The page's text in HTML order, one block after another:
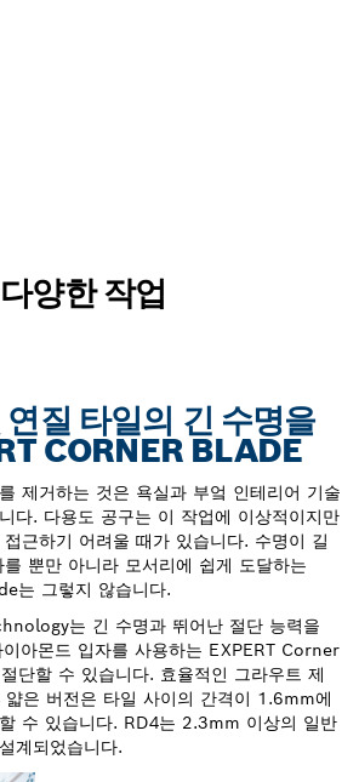
양한 작업
질 타일의 긴 수명을
CORNER BLADE
제거하는 것은 욕실과 부엌 인테리어 기술
다. 다용도 공구는 이 작업에 이상적이지만
근하기 어려울 때가 있습니다. 수명이 길
뿐만 아니라 모서리에 쉽게 도달하는
는 그렇지 않습니다.
는 긴 수명과 뛰어난 절단 능력을
아몬드 입자를 사용하는 EXPERT Corner
단할 수 있습니다. 효율적인 그라우트 제
은 버전은 타일 사이의 간격이 1.6mm에
수 있습니다. RD4는 2.3mm 이상의 일반
계되었습니다.